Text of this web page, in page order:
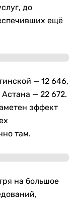
до
ещё
— 12 646,
— 22 672.
эффект
там.
на большое